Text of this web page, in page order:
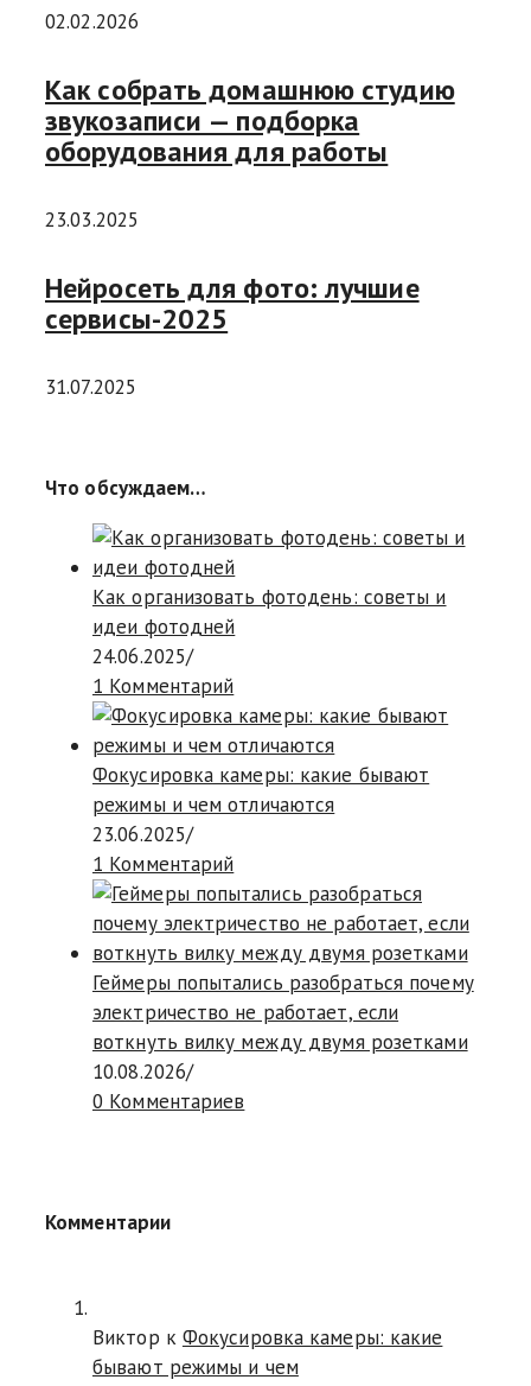
02.02.2026
Как собрать домашнюю студию
звукозаписи — подборка
оборудования для работы
23.03.2025
Нейросеть для фото: лучшие
сервисы-2025
31.07.2025
Что обсуждаем…
Как организовать фотодень: советы и
идеи фотодней
24.06.2025/
1 Комментарий
Фокусировка камеры: какие бывают
режимы и чем отличаются
23.06.2025/
1 Комментарий
Геймеры попытались разобраться почему
электричество не работает, если
воткнуть вилку между двумя розетками
10.08.2026/
0 Комментариев
Комментарии
Виктор к Фокусировка камеры: какие
бывают режимы и чем